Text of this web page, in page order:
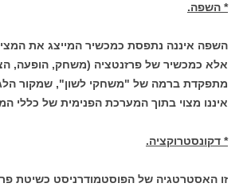
* השפה.
השפה איננה נתפסת כמכשיר המייצג את
אלא כמכשיר של פרזנטציה (משחק, הופעה,
מתפקדת ברמה של "משחקי לשון", שמקור
איננו מצוי בתוך המערכת הפנימית של כללי
* דקונסטרוקציה.
זו האסטרטגיה של הפוסטמודרניסט כשיטת